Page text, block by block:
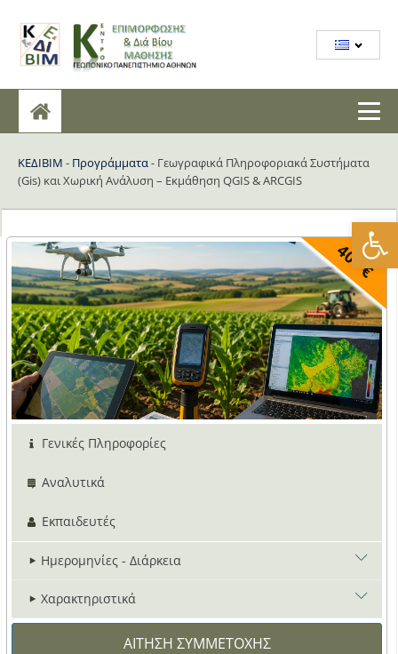
KEΔΙΒΙΜ - Προγράμματα- Γεωγραφικά Πληροφοριακά Συστήματα
(Gis) και Χωρική Ανάλυση – Εκμάθηση QGIS & ARCGIS
400€
Γενικές Πληροφορίες
Αναλυτικά
Εκπαιδευτές
Ημερομηνίες - Διάρκεια
Έναρξη Προγρ:
Λήξη Εγγραφών:18-06-2026
Χαρακτηριστικά
ΑΙΤΗΣΗ ΣΥΜΜΕΤΟΧΗΣ